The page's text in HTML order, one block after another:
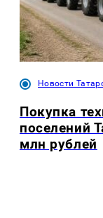
Новости
Покупка
поселений
млн рублей